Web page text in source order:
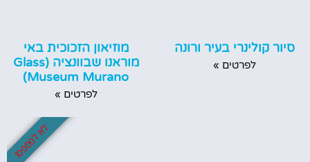
סיור קולינרי בעיר ורונה
לפרטים »
מוזיאון הזכוכית באי
מוראנו שבוונציה (Glass
Museum Murano)
לפרטים »
לא לפספס!